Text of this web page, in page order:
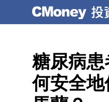
糖尿病
何安全